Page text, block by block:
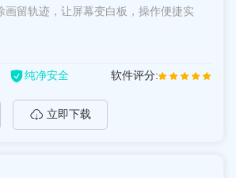
画留轨迹，让屏幕变白板，操作便捷实
纯净安全 软件评分:
立即下载